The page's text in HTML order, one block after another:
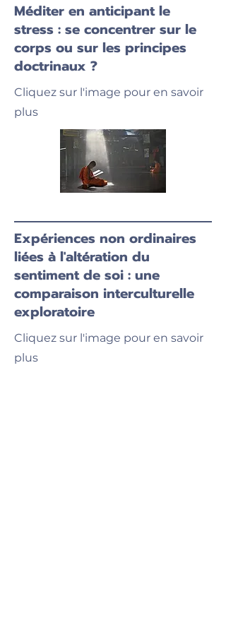
Méditer en anticipant le
stress : se concentrer sur le
corps ou sur les principes
doctrinaux ?
Cliquez sur l'image pour en savoir
plus
Expériences non ordinaires
liées à l'altération du
sentiment de soi : une
comparaison interculturelle
exploratoire
Cliquez sur l'image pour en savoir
plus